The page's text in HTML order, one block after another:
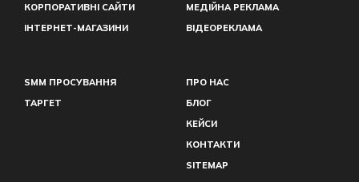
КОРПОРАТИВНІ САЙТИ
ІНТЕРНЕТ-МАГАЗИНИ
МЕДІЙНА РЕКЛАМА
ВІДЕОРЕКЛАМА
SMM ПРОСУВАННЯ
ТАРГЕТ
ПРО НАС
БЛОГ
КЕЙСИ
КОНТАКТИ
SITEMAP